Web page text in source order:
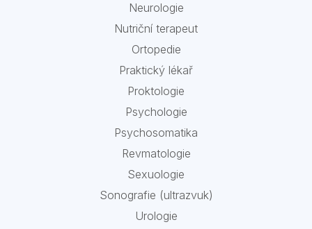
Neurologie
Nutriční terapeut
Ortopedie
Praktický lékař
Proktologie
Psychologie
Psychosomatika
Revmatologie
Sexuologie
Sonografie (ultrazvuk)
Urologie